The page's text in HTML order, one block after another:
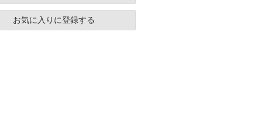
お気に入りに登録する